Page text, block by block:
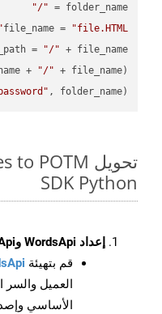
folder_name =
"/"
file_name =
"file.HTML"
=
"/"
+
"/"
, folder_name)
SDK Python
إعداد WordsApi وCellsApi
قم بتهيئة
الأساسي